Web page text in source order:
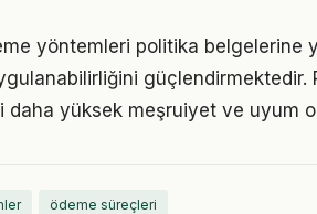
yöntemleri politika
güçlendirmektedir.
yüksek meşruiyet ve uyum
ödeme süreçleri